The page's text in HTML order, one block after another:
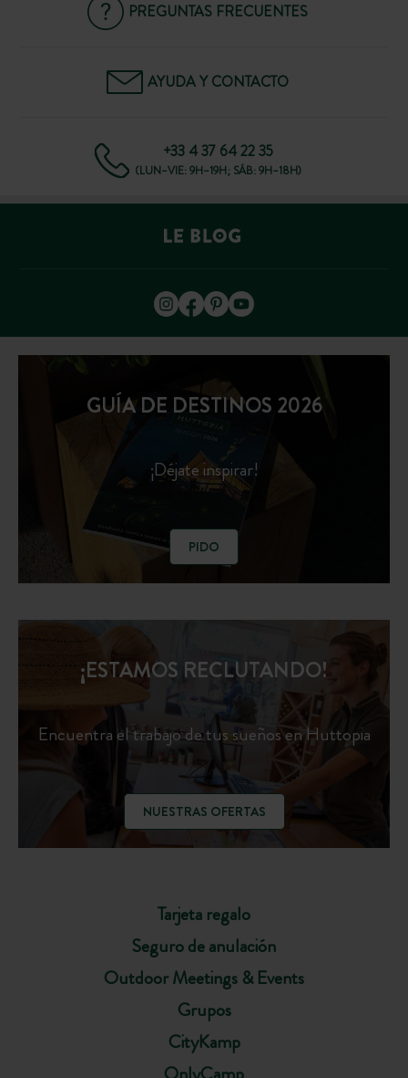
PREGUNTAS FRECUENTES
AYUDA Y CONTACTO
+33 4 37 64 22 35
(LUN–VIE: 9H–19H; SÁB: 9H–18H)
GUÍA DE DESTINOS 2026
¡Déjate inspirar!
PIDO
Tarjeta regalo
Seguro de anulación
Outdoor Meetings & Events
Grupos
CityKamp
¡ESTAMOS RECLUTANDO!
Encuentra el trabajo de tus sueños en Huttopia
NUESTRAS OFERTAS